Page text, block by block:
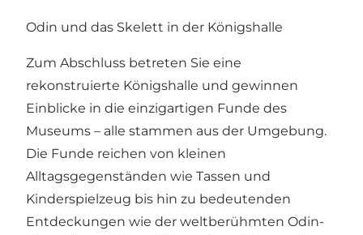
Odin und das Skelett in der Königshalle
Zum Abschluss betreten Sie eine
rekonstruierte Königshalle und gewinnen
Einblicke in die einzigartigen Funde des
Museums – alle stammen aus der Umgebung.
Die Funde reichen von kleinen
Alltagsgegenständen wie Tassen und
Kinderspielzeug bis hin zu bedeutenden
Entdeckungen wie der weltberühmten Odin-